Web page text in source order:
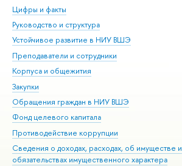
Цифры и факты
Руководство и структура
Устойчивое развитие в НИУ ВШЭ
Преподаватели и сотрудники
Корпуса и общежития
Закупки
Обращения граждан в НИУ ВШЭ
Фонд целевого капитала
Противодействие коррупции
Сведения о доходах, расходах, об имуществе и
обязательствах имущественного характера